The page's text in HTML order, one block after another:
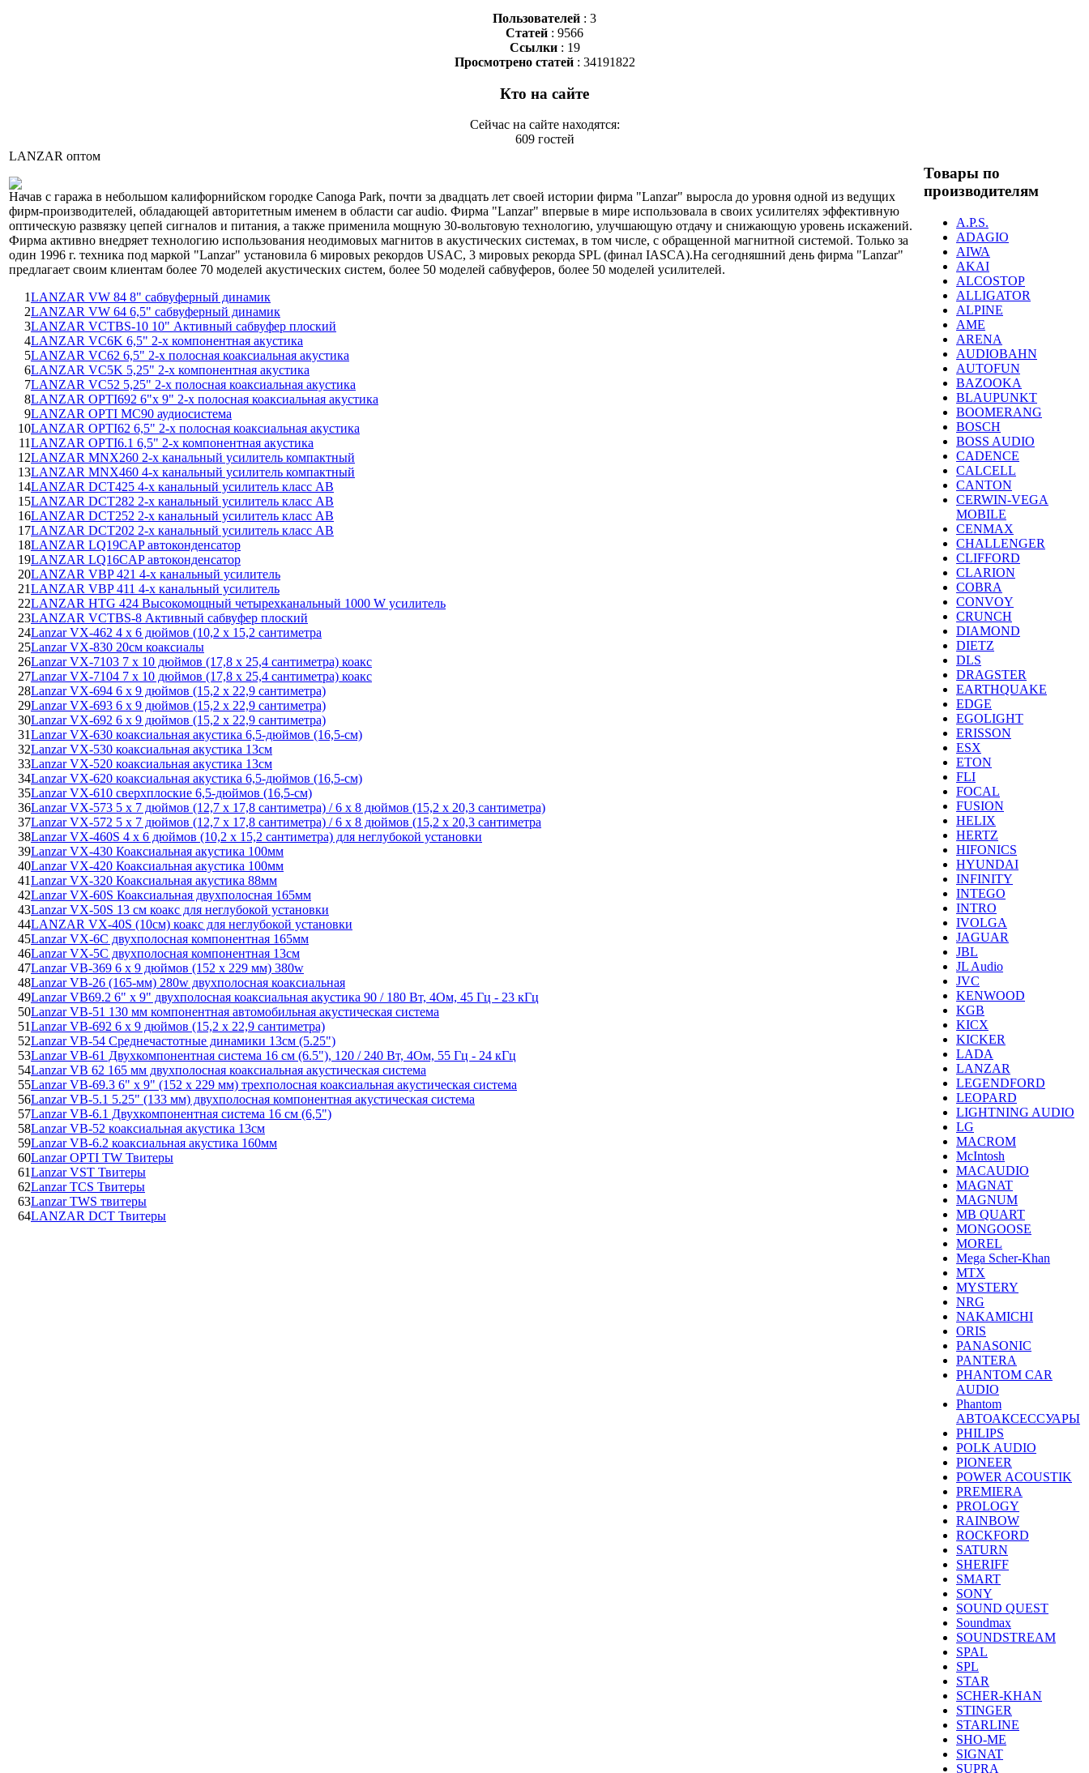
Пользователей : 3
Статей : 9566
Ссылки: 19
Просмотрено статей: 34191822
Кто на сайте
Сейчас на сайте находятся:
609 гостей
LANZAR оптом
Начав с гаража в небольшом калифорнийском городке Canoga Park, почти за двадцать лет своей истории фирма "Lanzar" выросла до уровня одной из ведущих
фирм-производителей, обладающей авторитетным именем в области car audio. Фирма "Lanzar" впервые в мире использовала в своих усилителях эффективную
оптическую развязку цепей сигналов и питания, а также применила мощную 30-вольтовую технологию, улучшающую отдачу и снижающую уровень искажений.
Фирма активно внедряет технологию использования неодимовых магнитов в акустических системах, в том числе, с обращенной магнитной системой. Только за
один 1996 г. техника под маркой "Lanzar" установила 6 мировых рекордов USAC, 3 мировых рекорда SPL (финал IASCA).На сегодняшний день фирма "Lanzar"
предлагает своим клиентам более 70 моделей акустических систем, более 50 моделей сабвуферов, более 50 моделей усилителей.
1LANZAR VW 84 8" сабвуферный динамик
2LANZAR VW 64 6,5" сабвуферный динамик
3LANZAR VCTBS-10 10" Активный сабвуфер плоский
4LANZAR VC6K 6,5" 2-х компонентная акустика
5LANZAR VC62 6,5" 2-х полосная коаксиальная акустика
6LANZAR VC5K 5,25" 2-х компонентная акустика
7LANZAR VC52 5,25" 2-х полосная коаксиальная акустика
8LANZAR OPTI692 6"x 9" 2-х полосная коаксиальная акустика
9LANZAR OPTI MC90 аудиосистема
10LANZAR OPTI62 6,5" 2-х полосная коаксиальная акустика
11LANZAR OPTI6.1 6,5" 2-х компонентная акустика
12LANZAR MNX260 2-х канальный усилитель компактный
13LANZAR MNX460 4-х канальный усилитель компактный
14LANZAR DCT425 4-х канальный усилитель класс AB
15LANZAR DCT282 2-х канальный усилитель класс AB
16LANZAR DCT252 2-х канальный усилитель класс AB
17LANZAR DCT202 2-х канальный усилитель класс AB
18LANZAR LQ19CAP автоконденсатор
19LANZAR LQ16CAP автоконденсатор
20LANZAR VBP 421 4-х канальный усилитель
21LANZAR VBP 411 4-х канальный усилитель
22LANZAR HTG 424 Высокомощный четырехканальный 1000 W усилитель
23LANZAR VCTBS-8 Активный сабвуфер плоский
24Lanzar VX-462 4 х 6 дюймов (10,2 х 15,2 сантиметра
25Lanzar VX-830 20см коаксиалы
26Lanzar VX-7103 7 х 10 дюймов (17,8 х 25,4 сантиметра) коакс
27Lanzar VX-7104 7 х 10 дюймов (17,8 х 25,4 сантиметра) коакс
28Lanzar VX-694 6 х 9 дюймов (15,2 х 22,9 сантиметра)
29Lanzar VX-693 6 х 9 дюймов (15,2 х 22,9 сантиметра)
30Lanzar VX-692 6 х 9 дюймов (15,2 х 22,9 сантиметра)
31Lanzar VX-630 коаксиальная акустика 6,5-дюймов (16,5-см)
32Lanzar VX-530 коаксиальная акустика 13см
33Lanzar VX-520 коаксиальная акустика 13см
34Lanzar VX-620 коаксиальная акустика 6,5-дюймов (16,5-см)
35Lanzar VX-610 сверхплоские 6,5-дюймов (16,5-см)
36Lanzar VX-573 5 х 7 дюймов (12,7 х 17,8 сантиметра) / 6 х 8 дюймов (15,2 х 20,3 сантиметра)
37Lanzar VX-572 5 х 7 дюймов (12,7 х 17,8 сантиметра) / 6 х 8 дюймов (15,2 х 20,3 сантиметра
38Lanzar VX-460S 4 х 6 дюймов (10,2 х 15,2 сантиметра) для неглубокой установки
39Lanzar VX-430 Коаксиальная акустика 100мм
40Lanzar VX-420 Коаксиальная акустика 100мм
41Lanzar VX-320 Коаксиальная акустика 88мм
42Lanzar VX-60S Коаксиальная двухполосная 165мм
43Lanzar VX-50S 13 см коакс для неглубокой установки
44LANZAR VX-40S (10см) коакс для неглубокой установки
45Lanzar VX-6C двухполосная компонентная 165мм
46Lanzar VX-5C двухполосная компонентная 13см
47Lanzar VB-369 6 х 9 дюймов (152 х 229 мм) 380w
48Lanzar VB-26 (165-мм) 280w двухполосная коаксиальная
49Lanzar VB69.2 6" х 9" двухполосная коаксиальная акустика 90 / 180 Вт, 4Ом, 45 Гц - 23 кГц
50Lanzar VB-51 130 мм компонентная автомобильная акустическая система
51Lanzar VB-692 6 х 9 дюймов (15,2 х 22,9 сантиметра)
52Lanzar VB-54 Среднечастотные динамики 13см (5.25")
53Lanzar VB-61 Двухкомпонентная система 16 см (6.5"), 120 / 240 Вт, 4Ом, 55 Гц - 24 кГц
54Lanzar VB 62 165 мм двухполосная коаксиальная акустическая система
55Lanzar VB-69.3 6" x 9" (152 x 229 мм) трехполосная коаксиальная акустическая система
56Lanzar VB-5.1 5.25" (133 мм) двухполосная компонентная акустическая система
57Lanzar VB-6.1 Двухкомпонентная система 16 см (6,5")
58Lanzar VB-52 коаксиальная акустика 13см
59Lanzar VB-6.2 коаксиальная акустика 160мм
60Lanzar OPTI TW Твитеры
61Lanzar VST Твитеры
62Lanzar TCS Твитеры
63Lanzar TWS твитеры
64LANZAR DCT Твитеры
Товары по
производителям
A.P.S.
ADAGIO
AIWA
AKAI
ALCOSTOP
ALLIGATOR
ALPINE
AME
ARENA
AUDIOBAHN
AUTOFUN
BAZOOKA
BLAUPUNKT
BOOMERANG
BOSCH
BOSS AUDIO
CADENCE
CALCELL
CANTON
CERWIN-VEGA
MOBILE
CENMAX
CHALLENGER
CLIFFORD
CLARION
COBRA
CONVOY
CRUNCH
DIAMOND
DIETZ
DLS
DRAGSTER
EARTHQUAKE
EDGE
EGOLIGHT
ERISSON
ESX
ETON
FLI
FOCAL
FUSION
HELIX
HERTZ
HIFONICS
HYUNDAI
INFINITY
INTEGO
INTRO
IVOLGA
JAGUAR
JBL
JL Audio
JVC
KENWOOD
KGB
KICX
KICKER
LADA
LANZAR
LEGENDFORD
LEOPARD
LIGHTNING AUDIO
LG
MACROM
McIntosh
MACAUDIO
MAGNAT
MAGNUM
MB QUART
MONGOOSE
MOREL
Mega Scher-Khan
MTX
MYSTERY
NRG
NAKAMICHI
ORIS
PANASONIC
PANTERA
PHANTOM CAR
AUDIO
Phantom
АВТОАКСЕССУАРЫ
PHILIPS
POLK AUDIO
PIONEER
POWER ACOUSTIK
PREMIERA
PROLOGY
RAINBOW
ROCKFORD
SATURN
SHERIFF
SMART
SONY
SOUND QUEST
Soundmax
SOUNDSTREAM
SPAL
SPL
STAR
SCHER-KHAN
STINGER
STARLINE
SHO-ME
SIGNAT
SUPRA